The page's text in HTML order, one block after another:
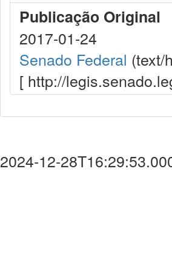
Publicação Original
2017-01-24
Senado Federal (text/
[ http://
2024-12-